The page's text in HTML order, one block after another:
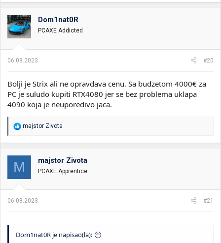
15.730,00 din
Asus tuf gaming geforce rtx 4080 16GB GDDR6X oc 256bit TUF-
RTX4080-16G-GAMING - 163.439,00 din
Dom1nat0R
PCAXE Addicted
06.08.2023. #20
Bolji je Strix ali ne opravdava cenu. Sa budzetom 4000€ za
PC je suludo kupiti RTX4080 jer se bez problema uklapa
4090 koja je neuporedivo jaca.
R
a
o
v
a
n
:
majstor Zivota
M majstor Zivota
PCAXE Apprentice
06.08.2023. #21
Dom1nat0R je napisao(la):